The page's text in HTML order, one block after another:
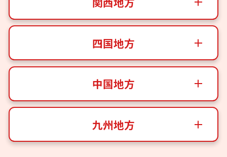
四国地方
中国地方
九州地方